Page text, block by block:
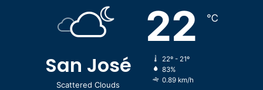
San José
Scattered Clouds
22 ℃
22º - 21º
83%
0.89 km/h